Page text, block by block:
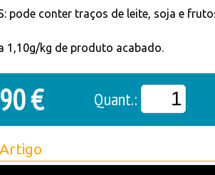
pode conter traços de leite, soja e
1,10g/kg de produto acabado.
€ Quant.: